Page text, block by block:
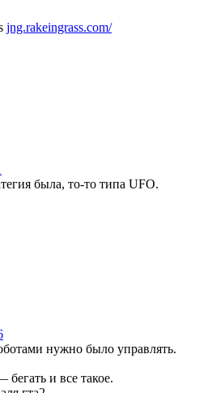
jng.rakeingrass.com/
была, то-то типа UFO.
нужно было управлять.
и все такое.